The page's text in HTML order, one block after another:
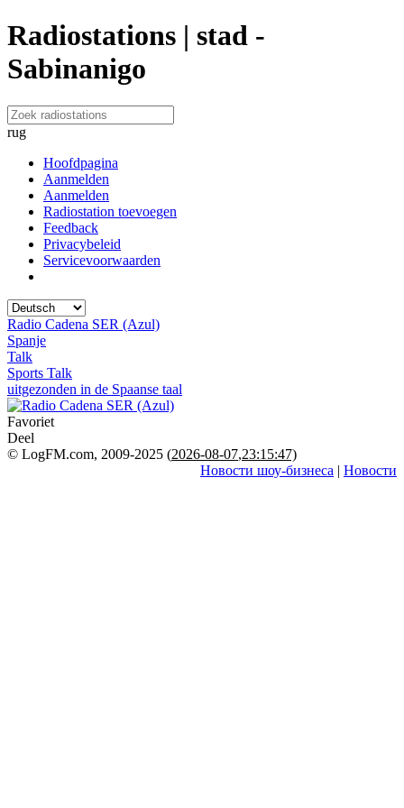
Radiostations | stad -
Sabinanigo
rug
Hoofdpagina
Aanmelden
Aanmelden
Radiostation toevoegen
Feedback
Privacybeleid
Servicevoorwaarden
Radio Cadena SER (Azul)
Spanje
Talk
Sports Talk
uitgezonden in de Spaanse taal
Favoriet
Deel
© LogFM.com, 2009-2025 (2026-08-07,23:15:47)
Новости шоу-бизнеса | Новости